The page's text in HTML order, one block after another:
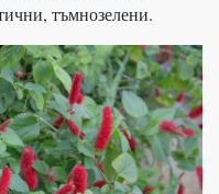
тъмнозелени.